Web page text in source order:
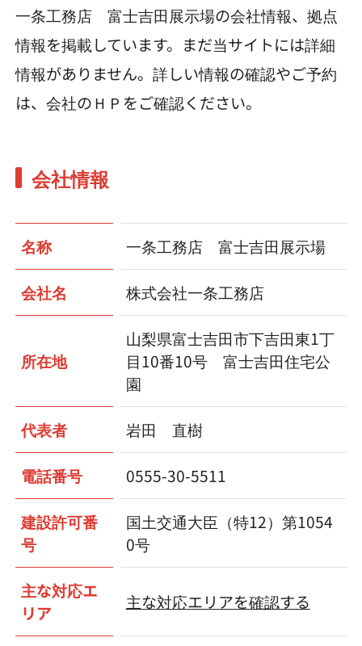
一条工務店 富士吉田展示場の会社情報、拠点
情報を掲載しています。まだ当サイトには詳細
情報がありません。詳しい情報の確認やご予約
は、会社のＨＰをご確認ください。
会社情報
名称 一条工務店 富士吉田展示場
会社名 株式会社一条工務店
所在地
山梨県富士吉田市下吉田東1丁
目10番10号 富士吉田住宅公
園
代表者 岩田 直樹
電話番号 0555-30-5511
建設許可番
号
国土交通大臣（特12）第1054
0号
主な対応エ
リア
主な対応エリアを確認する